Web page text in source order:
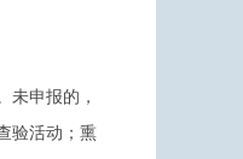
未申报的，
验活动；熏